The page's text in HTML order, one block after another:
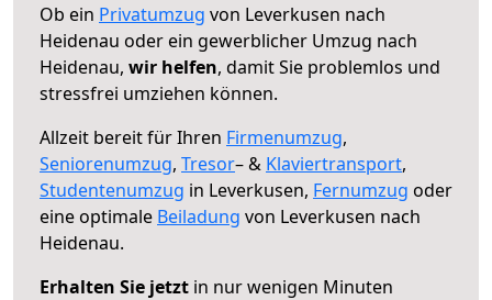
Ob ein Privatumzug von Leverkusen nach
Heidenau oder ein gewerblicher Umzug nach
Heidenau, wir helfen, damit Sie problemlos und
stressfrei umziehen können.
Allzeit bereit für Ihren Firmenumzug,
Seniorenumzug, Tresor– & Klaviertransport,
Studentenumzug in Leverkusen, Fernumzug oder
eine optimale Beiladung von Leverkusen nach
Heidenau.
Erhalten Sie jetzt in nur wenigen Minuten